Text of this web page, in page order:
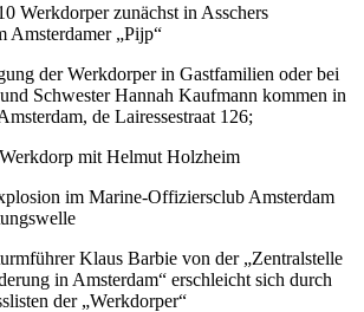
Werkdorper zunächst in Asschers
Amsterdamer „Pijp“
der Werkdorper in Gastfamilien oder bei
Schwester Hannah Kaufmann kommen in
de Lairessestraat 126;
mit Helmut Holzheim
im Marine-Offiziersclub Amsterdam
Klaus Barbie von der „Zentralstelle
in Amsterdam“ erschleicht sich durch
der „Werkdorper“